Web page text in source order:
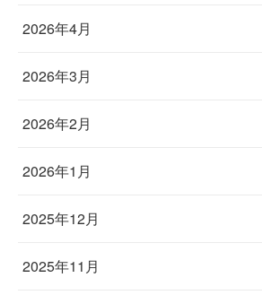
2026年4月
2026年3月
2026年2月
2026年1月
2025年12月
2025年11月